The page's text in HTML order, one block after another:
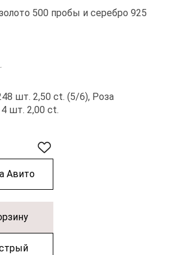
500 пробы и серебро 925
шт. 2,50 ct. (5/6), Роза
шт. 2,00 ct.
Авито